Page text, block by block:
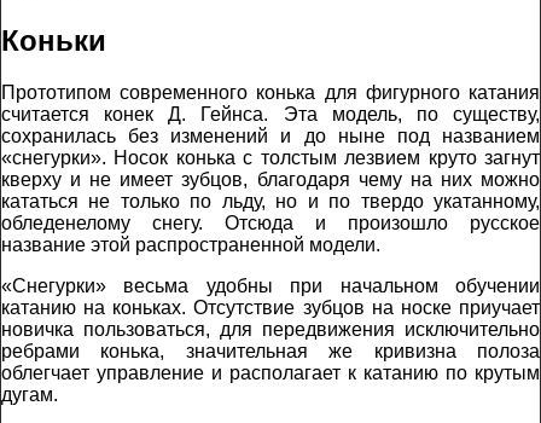
Коньки
Прототипом современного конька для фигурного катания
считается конек Д. Гейнса. Эта модель, по существу,
сохранилась без изменений и до ныне под названием
«снегурки». Носок конька с толстым лезвием круто загнут
кверху и не имеет зубцов, благодаря чему на них можно
кататься не только по льду, но и по твердо укатанному,
обледенелому снегу. Отсюда и произошло русское
название этой распространенной модели.
«Снегурки» весьма удобны при начальном обучении
катанию на коньках. Отсутствие зубцов на носке приучает
новичка пользоваться, для передвижения исключительно
ребрами конька, значительная же кривизна полоза
облегчает управление и располагает к катанию по крутым
дугам.